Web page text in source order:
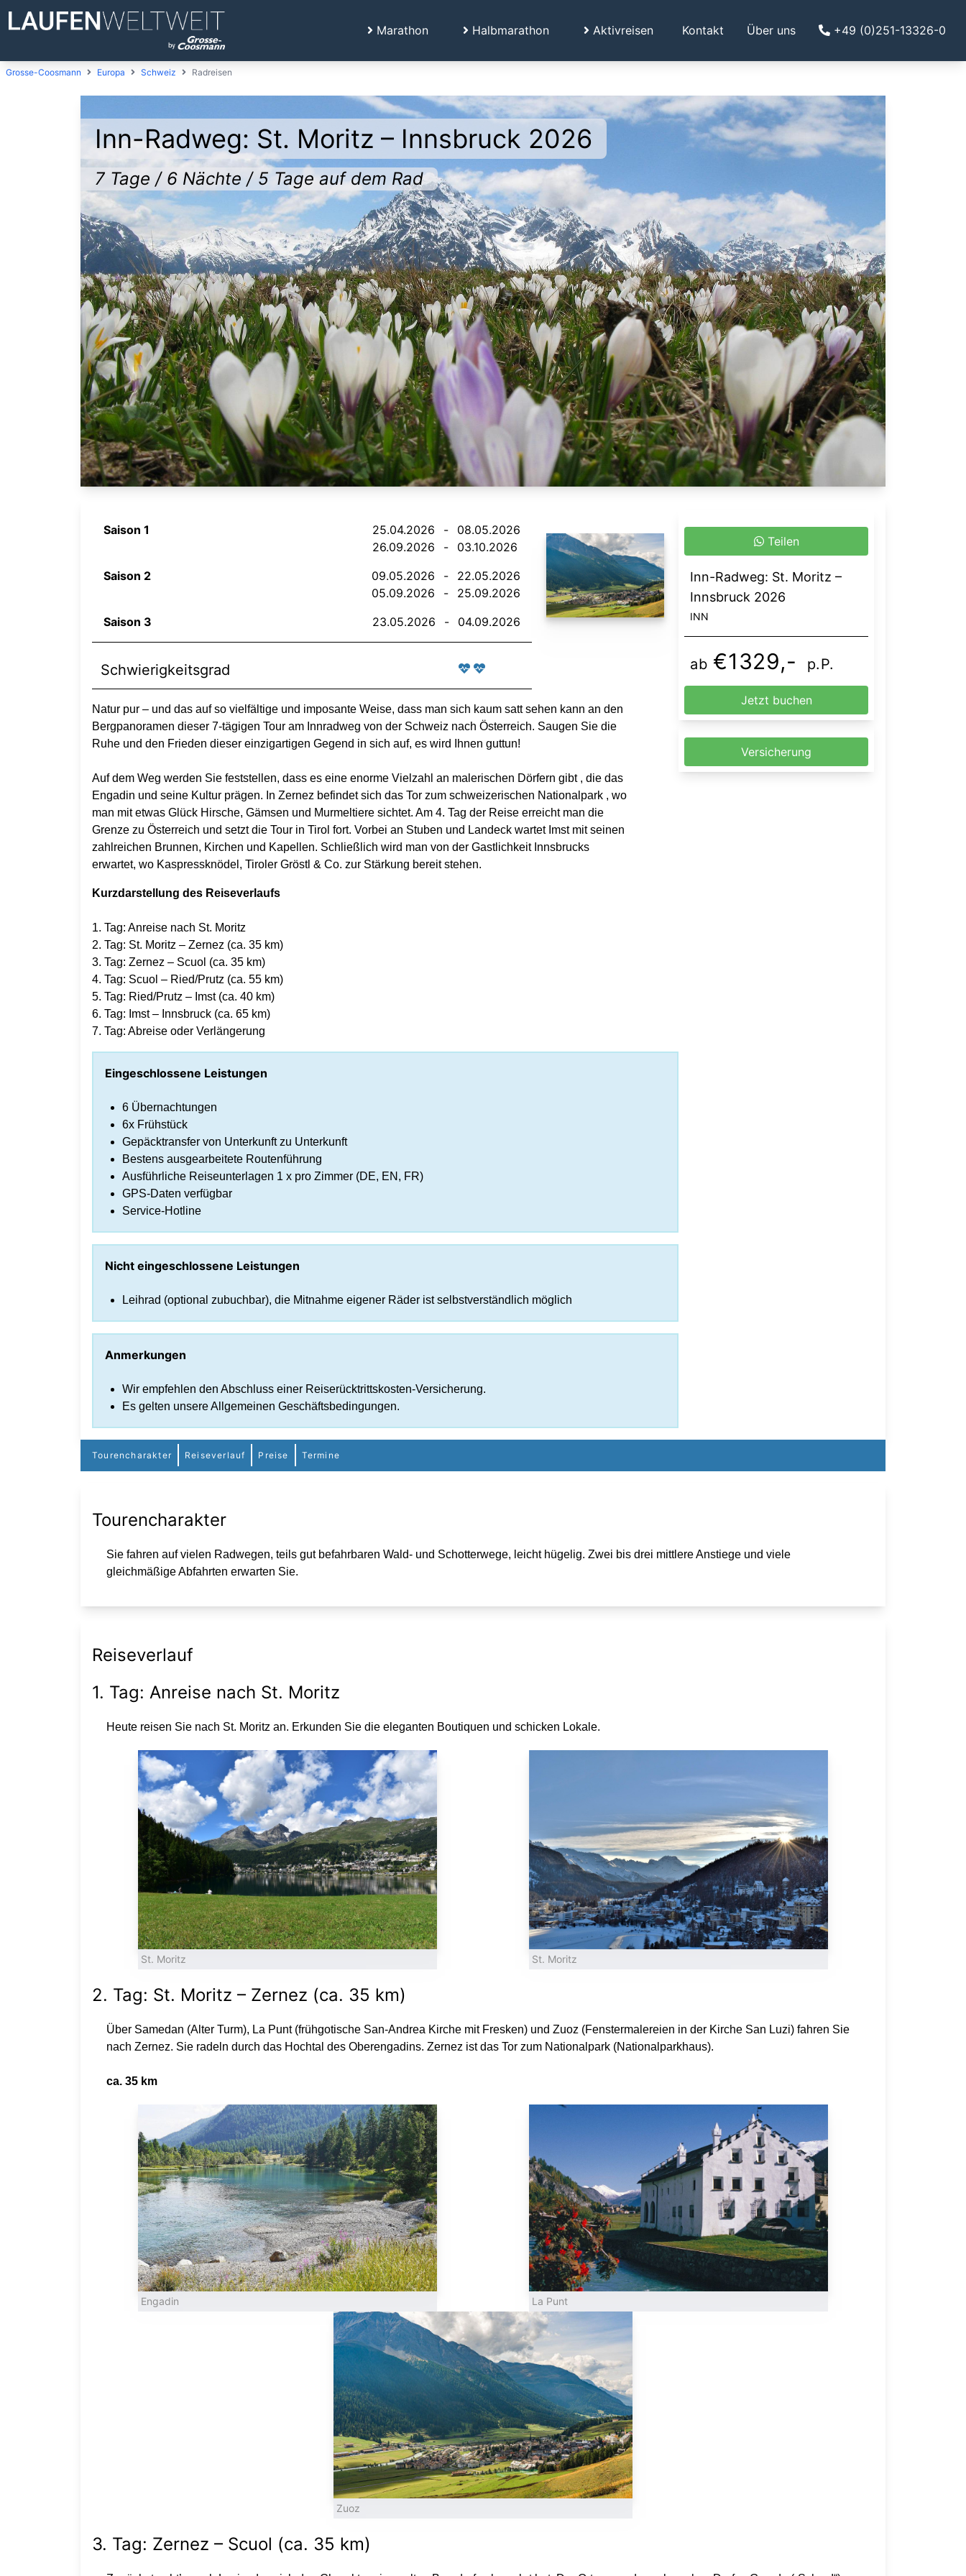
Marathon Halbmarathon Aktivreisen Kontakt Über uns +49 (0)251-13326-0
Grosse-Coosmann Europa Schweiz Radreisen
Inn-Radweg: St. Moritz – Innsbruck 2026
7 Tage / 6 Nächte / 5 Tage auf dem Rad
Saison 1 25.04.2026 -
08.05.2026
26.09.2026
-
03.10.2026
Saison 2
09.05.2026 -
22.05.2026
05.09.2026
-
25.09.2026
Saison 3
23.05.2026 - 04.09.2026
Schwierigkeitsgrad
Natur pur – und das auf so vielfältige und imposante Weise, dass man sich kaum satt sehen kann an den
Bergpanoramen dieser 7-tägigen Tour am Innradweg von der Schweiz nach Österreich. Saugen Sie die
Ruhe und den Frieden dieser einzigartigen Gegend in sich auf, es wird Ihnen guttun!
Auf dem Weg werden Sie feststellen, dass es eine enorme Vielzahl an malerischen Dörfern gibt , die das
Engadin und seine Kultur prägen. In Zernez befindet sich das Tor zum schweizerischen Nationalpark , wo
man mit etwas Glück Hirsche, Gämsen und Murmeltiere sichtet. Am 4. Tag der Reise erreicht man die
Grenze zu Österreich und setzt die Tour in Tirol fort. Vorbei an Stuben und Landeck wartet Imst mit seinen
zahlreichen Brunnen, Kirchen und Kapellen. Schließlich wird man von der Gastlichkeit Innsbrucks
erwartet, wo Kaspressknödel, Tiroler Gröstl & Co. zur Stärkung bereit stehen.
Kurzdarstellung des Reiseverlaufs
1. Tag: Anreise nach St. Moritz
2. Tag: St. Moritz – Zernez (ca. 35 km)
3. Tag: Zernez – Scuol (ca. 35 km)
4. Tag: Scuol – Ried/Prutz (ca. 55 km)
5. Tag: Ried/Prutz – Imst (ca. 40 km)
6. Tag: Imst – Innsbruck (ca. 65 km)
7. Tag: Abreise oder Verlängerung
Eingeschlossene Leistungen
6 Übernachtungen
6x Frühstück
Gepäcktransfer von Unterkunft zu Unterkunft
Bestens ausgearbeitete Routenführung
Ausführliche Reiseunterlagen 1 x pro Zimmer (DE, EN, FR)
GPS-Daten verfügbar
Service-Hotline
Nicht eingeschlossene Leistungen
Leihrad (optional zubuchbar), die Mitnahme eigener Räder ist selbstverständlich möglich
Anmerkungen
Wir empfehlen den Abschluss einer Reiserücktrittskosten-Versicherung.
Es gelten unsere Allgemeinen Geschäftsbedingungen.
Teilen
Inn-Radweg: St. Moritz –
Innsbruck 2026
INN
ab €1329,- p.P.
Jetzt buchen
Versicherung
Tourencharakter Reiseverlauf Preise Termine
Tourencharakter
Sie fahren auf vielen Radwegen, teils gut befahrbaren Wald- und Schotterwege, leicht hügelig. Zwei bis drei mittlere Anstiege und viele
gleichmäßige Abfahrten erwarten Sie.
Reiseverlauf
1. Tag: Anreise nach St. Moritz
Heute reisen Sie nach St. Moritz an. Erkunden Sie die eleganten Boutiquen und schicken Lokale.
St. Moritz St. Moritz
2. Tag: St. Moritz – Zernez (ca. 35 km)
Über Samedan (Alter Turm), La Punt (frühgotische San-Andrea Kirche mit Fresken) und Zuoz (Fenstermalereien in der Kirche San Luzi) fahren Sie
nach Zernez. Sie radeln durch das Hochtal des Oberengadins. Zernez ist das Tor zum Nationalpark (Nationalparkhaus).
ca. 35 km
Engadin La Punt
Zuoz
3. Tag: Zernez – Scuol (ca. 35 km)